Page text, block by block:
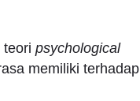
teori psychological
memiliki terhadap